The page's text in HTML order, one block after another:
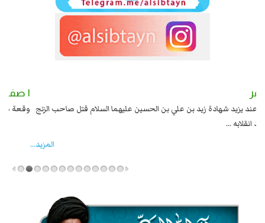
٢ صفر
السبايا عند يزيد شهادة زيد بن علي بن الحسين عليهما السلام قتل صاحب الزنج
واخماد انقلابه ...
المزید...